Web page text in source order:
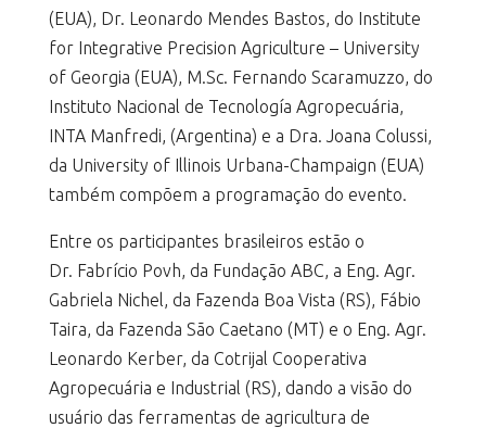
(EUA), Dr. Leonardo Mendes Bastos, do Institute
for Integrative Precision Agriculture – University
of Georgia (EUA), M.Sc. Fernando Scaramuzzo, do
Instituto Nacional de Tecnología Agropecuária,
INTA Manfredi, (Argentina) e a Dra. Joana Colussi,
da University of Illinois Urbana-Champaign (EUA)
também compõem a programação do evento.
Entre os participantes brasileiros estão o
Dr. Fabrício Povh, da Fundação ABC, a Eng. Agr.
Gabriela Nichel, da Fazenda Boa Vista (RS), Fábio
Taira, da Fazenda São Caetano (MT) e o Eng. Agr.
Leonardo Kerber, da Cotrijal Cooperativa
Agropecuária e Industrial (RS), dando a visão do
usuário das ferramentas de agricultura de